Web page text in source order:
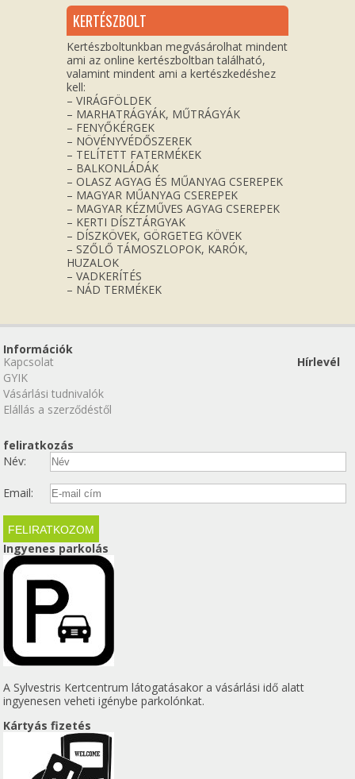
KERTÉSZBOLT
Kertészboltunkban megvásárolhat mindent
ami az online kertészboltban található,
valamint mindent ami a kertészkedéshez
kell:
– VIRÁGFÖLDEK
– MARHATRÁGYÁK, MŰTRÁGYÁK
– FENYŐKÉRGEK
– NÖVÉNYVÉDŐSZEREK
– TELÍTETT FATERMÉKEK
– BALKONLÁDÁK
– OLASZ AGYAG ÉS MŰANYAG CSEREPEK
– MAGYAR MŰANYAG CSEREPEK
– MAGYAR KÉZMŰVES AGYAG CSEREPEK
– KERTI DÍSZTÁRGYAK
– DÍSZKÖVEK, GÖRGETEG KÖVEK
– SZŐLŐ TÁMOSZLOPOK, KARÓK,
HUZALOK
– VADKERÍTÉS
– NÁD TERMÉKEK
Információk
Kapcsolat
GYIK
Vásárlási tudnivalók
Elállás a szerződéstől
Hírlevél
feliratkozás
Név:
Email:
Ingyenes parkolás
A Sylvestris Kertcentrum látogatásakor a vásárlási idő alatt
ingyenesen veheti igénybe parkolónkat.
Kártyás fizetés